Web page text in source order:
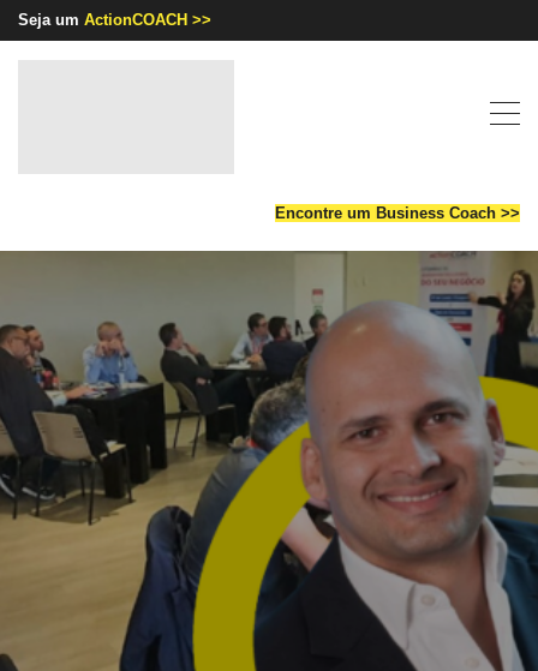
Seja um ActionCOACH >>
Encontre um Business Coach >>